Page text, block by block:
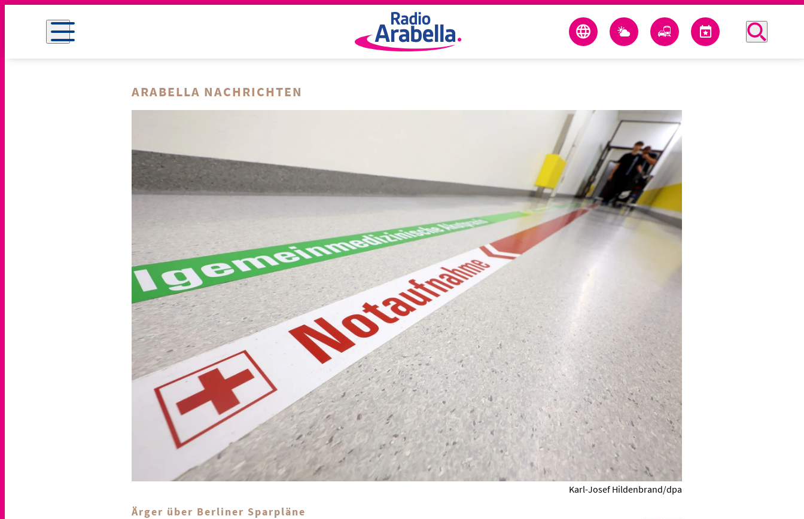
ARABELLA NACHRICHTEN
Karl-Josef Hildenbrand/dpa
Ärger über Berliner Sparpläne